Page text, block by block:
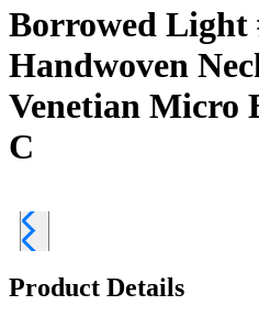
対
象:
Borrowed Light
Handwoven
Venetian Micro
C
Product Details